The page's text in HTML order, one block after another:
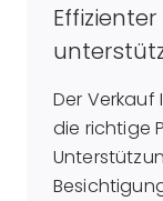
Makler
Der Verkauf
die richtige